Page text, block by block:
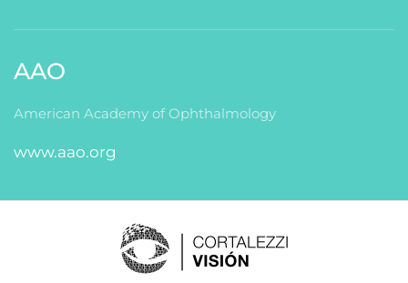
AAO
American Academy of Ophthalmology
www.aao.org